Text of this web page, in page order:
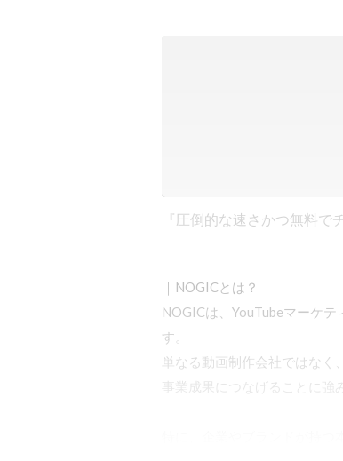
『圧倒的な速さかつ無料で
｜NOGICとは？
NOGICは、YouTubeマーケ
す。
単なる動画制作会社ではなく
事業成果につなげることに強
特に、企業やブランドが持